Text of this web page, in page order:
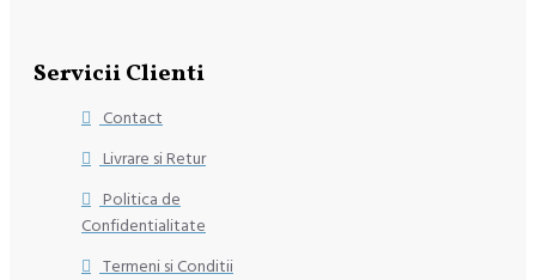
Servicii Clienti
Contact
Livrare si Retur
Politica de
Confidentialitate
Termeni si Conditii